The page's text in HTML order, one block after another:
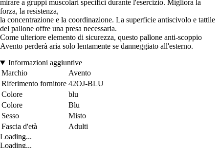
mirare a gruppi muscolari specifici durante l'esercizio. Migliora la
forza, la resistenza,
la concentrazione e la coordinazione. La superficie antiscivolo e tattile
del pallone offre una presa necessaria.
Come ulteriore elemento di sicurezza, questo pallone anti-scoppio
Avento perderà aria solo lentamente se danneggiato all'esterno.
Informazioni aggiuntive
Marchio
Avento
Riferimento fornitore 42OJ-BLU
Colore
blu
Colore
Blu
Sesso
Misto
Fascia d'età
Adulti
Loading...
Loading...